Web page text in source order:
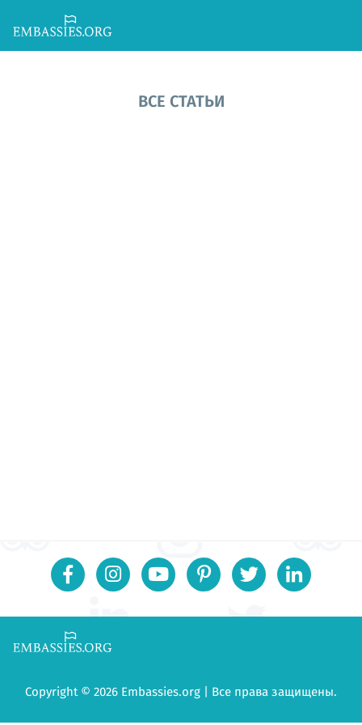
ВСЕ СТАТЬИ
Copyright © 2026 Embassies.org | Все права защищены.